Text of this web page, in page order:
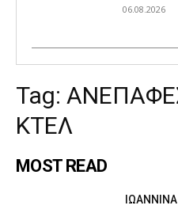
06.08.2026
Tag:
ΚΤΕΛ
MOST READ